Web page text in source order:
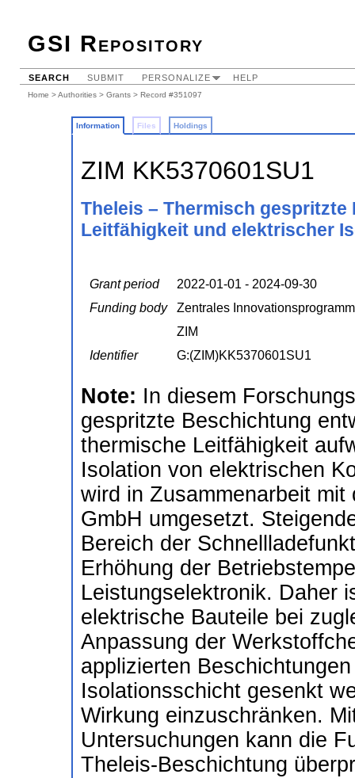
GSI Repository
SEARCH SUBMIT PERSONALIZE HELP
Home >Authorities > Grants > Record #351097
Information Files Holdings
ZIM KK5370601SU1
Theleis – Thermisch
Leitfähigkeit und elektrischer
Grant period
2022-01-01 - 2024-09-30
Funding body
Zentrales
ZIM
Identifier
G:(ZIM)KK5370601SU1
Note: In diesem
gespritzte Beschichtung
thermische Leitfähigkeit
Isolation von elektrischen
wird in Zusammenarbeit
GmbH umgesetzt.
Bereich der
Erhöhung der
Leistungselektronik. Daher
elektrische Bauteile bei
Anpassung der
applizierten
Isolationsschicht gesenkt
Wirkung einzuschränken.
Untersuchungen kann die
Theleis-Beschichtung